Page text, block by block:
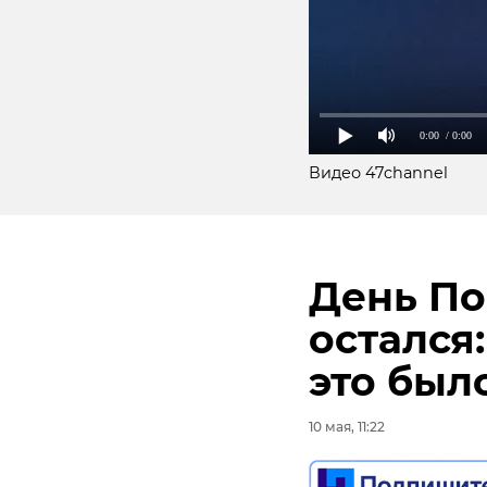
0:00 / 0:00
Видео 47channel
День
это
10 мая, 11:22
Подписывайтесь
Сотрудники
Московского
классической